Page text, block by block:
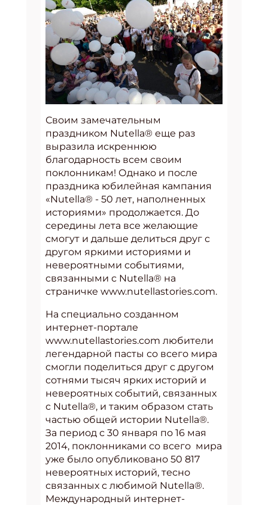
Своим замечательным
праздником Nutella® еще раз
выразила искреннюю
благодарность всем своим
поклонникам! Однако и после
праздника юбилейная кампания
«Nutella® - 50 лет, наполненных
историями» продолжается. До
середины лета все желающие
смогут и дальше делиться друг с
другом яркими историями и
невероятными событиями,
связанными с Nutella® на
страничке www.nutellastories.com.
На специально созданном
интернет-портале
www.nutellastories.com любители
легендарной пасты со всего мира
смогли поделиться друг с другом
сотнями тысяч ярких историй и
невероятных событий, связанных
с Nutella®, и таким образом стать
частью общей истории Nutella®.
За период с 30 января по 16 мая
2014, поклонниками со всего мира
уже было опубликовано 50 817
невероятных историй, тесно
связанных с любимой Nutella®.
Международный интернет-